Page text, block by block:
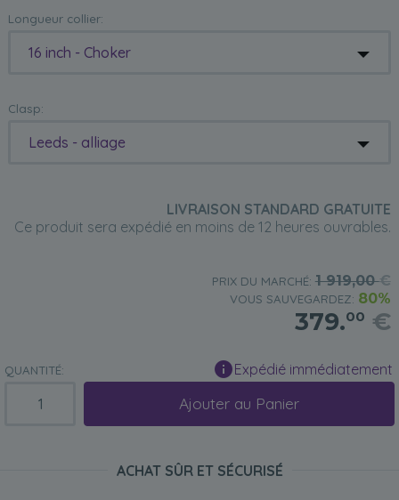
Longueur collier:
16 inch - Choker
Clasp:
Leeds - alliage
LIVRAISON STANDARD GRATUITE
Ce produit sera expédié en moins de 12 heures ouvrables.
PRIX DU MARCHÉ: 1 919,00€
VOUS SAUVEGARDEZ: 80%
379.00 €
QUANTITÉ: Expédié immédiatement
Ajouter au Panier
ACHAT SÛR ET SÉCURISÉ